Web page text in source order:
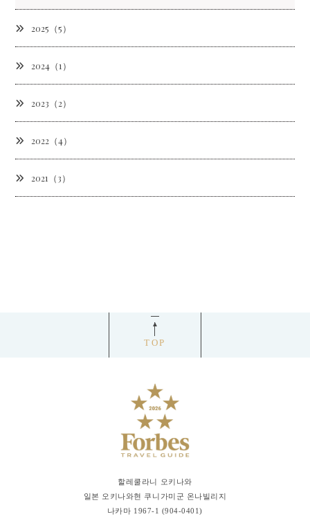
2025（5）
2024（1）
2023（2）
2022（4）
2021（3）
TOP
할레쿨라니 오키나와
일본 오키나와현 쿠니가미군 온나빌리지
나카마 1967-1 (904-0401)